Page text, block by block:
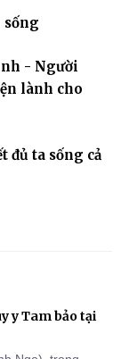
sống
- Người
lành cho
đủ ta sống cả
y Tam bảo tại